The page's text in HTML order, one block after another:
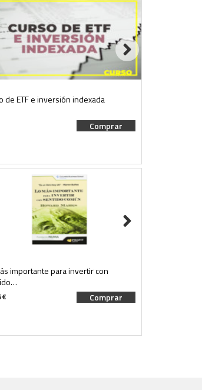
de ETF e inversión indexada
Comprar
importante para invertir con
€ Comprar